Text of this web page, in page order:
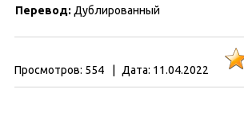
Перевод: Дублированный
Просмотров: 554 Дата: 11.04.2022